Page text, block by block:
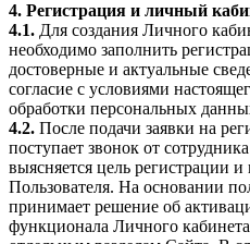
4. Регистрация и личный
4.1. Для создания Личного
необходимо заполнить
достоверные и актуальные
согласие с условиями
обработки персональных
4.2. После подачи заявки на
поступает звонок от
выясняется цель регистрации
Пользователя. На основании
принимает решение об
функционала Личного